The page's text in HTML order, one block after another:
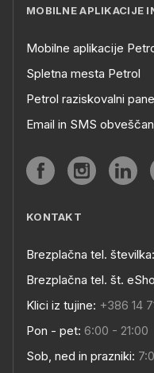
MOBILNE APLIKACIJE
Mobilne aplikacije
Spletna mesta Petrol
Petrol raziskovalni
Email in SMS
KONTAKT
Brezplačna tel. številka:
Brezplačna tel. št.
Klici iz tujine: +386 14
Pon - pet: 6:00 - 21:00
Sob, ned in prazniki: